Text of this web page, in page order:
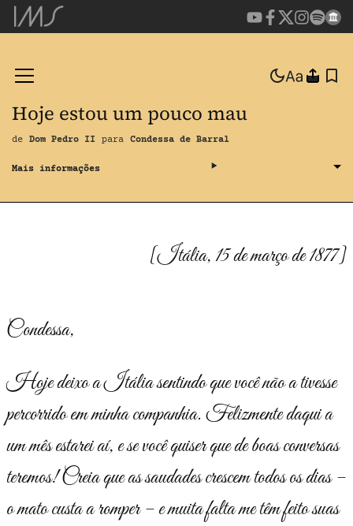
Hoje estou um pouco mau
de Dom Pedro II para Condessa de Barral
[Itália, 15 de março de 1877]
Condessa,
Hoje deixo a Itália sentindo que você não a tivesse
percorrido em minha companhia. Felizmente daqui a
um mês estarei aí, e se você quiser que de boas conversas
teremos! Creia que as saudades crescem todos os dias –
o mato custa a romper – e muita falta me têm feito suas